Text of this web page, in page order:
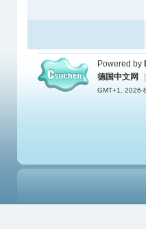
Powered by
德国中文网
GMT+1, 2026-